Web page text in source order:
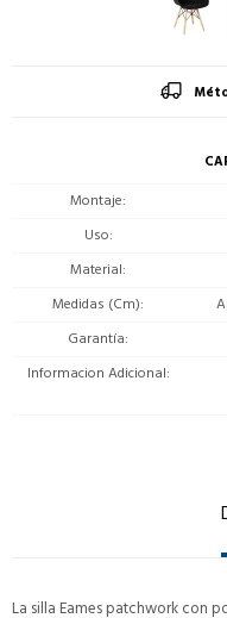
Montaje
Uso
Material
Medidas (Cm)
Garantía
Informacion Adicional
La silla Eames patchwork con